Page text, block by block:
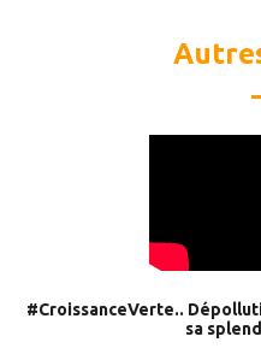
#CroissanceVerte..
sa